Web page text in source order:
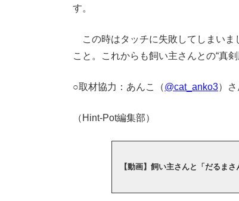
す。
この時はタッチに失敗してしまいま
こと。これからも飼い主さんとの“真
○取材協力：あんこ（@cat_anko3）さ
（Hint-Pot編集部）
【動画】飼い主さんと「だるま